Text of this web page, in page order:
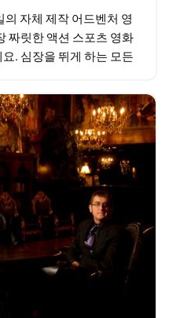
자체 제작 어드벤처 영
짜릿한 액션 스포츠 영화
. 심장을 뛰게 하는 모든